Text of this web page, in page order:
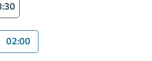
02:00